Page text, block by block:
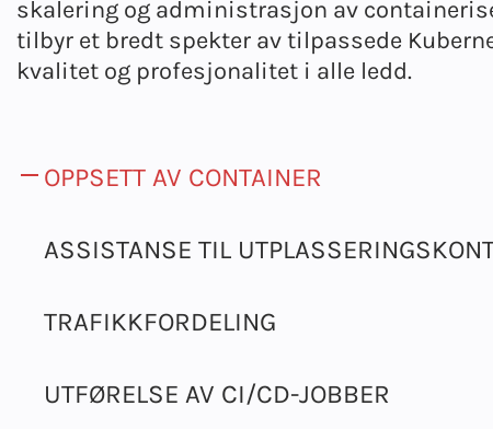
skalering og administrasjon av
tilbyr et bredt spekter av tilpassede
kvalitet og profesjonalitet i alle ledd.
OPPSETT AV CONTAINER
ASSISTANSE TIL
TRAFIKKFORDELING
UTFØRELSE AV CI/CD-JOBBER